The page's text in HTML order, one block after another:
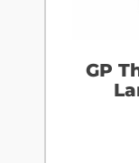
GP